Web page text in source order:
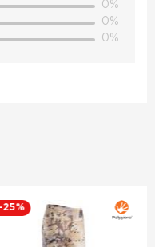
0%
0%
0%